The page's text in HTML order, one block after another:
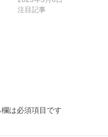
注目記事
は必須項目です